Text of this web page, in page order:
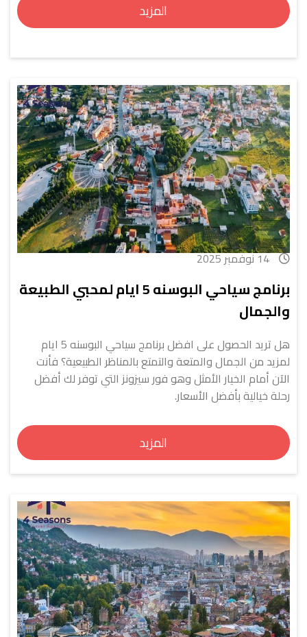
المزيد
14 نوفمبر 2025
برنامج سياحي البوسنه 5 ايام لمحبي الطبيعة
والجمال
هل تريد الحصول على افضل برنامج سياحي البوسنه 5 ايام
لمزيد من الجمال والمتعة والتمتع بالمناظر الطبيعية؟ فأنت
الآن أمام الخيار الأمثل وهو فور سيزونز التي توفر لك أفضل
رحلة خيالية بأفضل الأسعار.
المزيد